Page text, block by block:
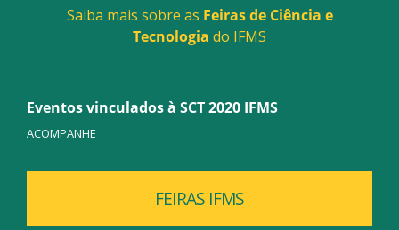
Saiba mais sobre as Feiras de Ciência e
Tecnologia do IFMS
Eventos vinculados à SCT 2020 IFMS
ACOMPANHE
FEIRAS IFMS